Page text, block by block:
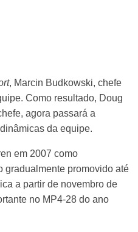
, Marcin Budkowski, chefe
Como resultado, Doug
agora passará a
da equipe.
em 2007 como
gradualmente promovido até
a partir de novembro de
no MP4-28 do ano